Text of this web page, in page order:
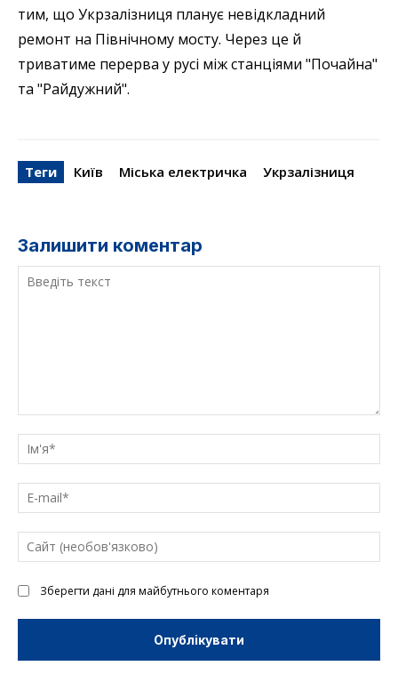
тим, що Укрзалізниця планує невідкладний
ремонт на Північному мосту. Через це й
триватиме перерва у русі між станціями "Почайна"
та "Райдужний".
Теги Київ Міська електричка Укрзалізниця
Залишити коментар
текст
Зберегти дані для майбутнього коментаря